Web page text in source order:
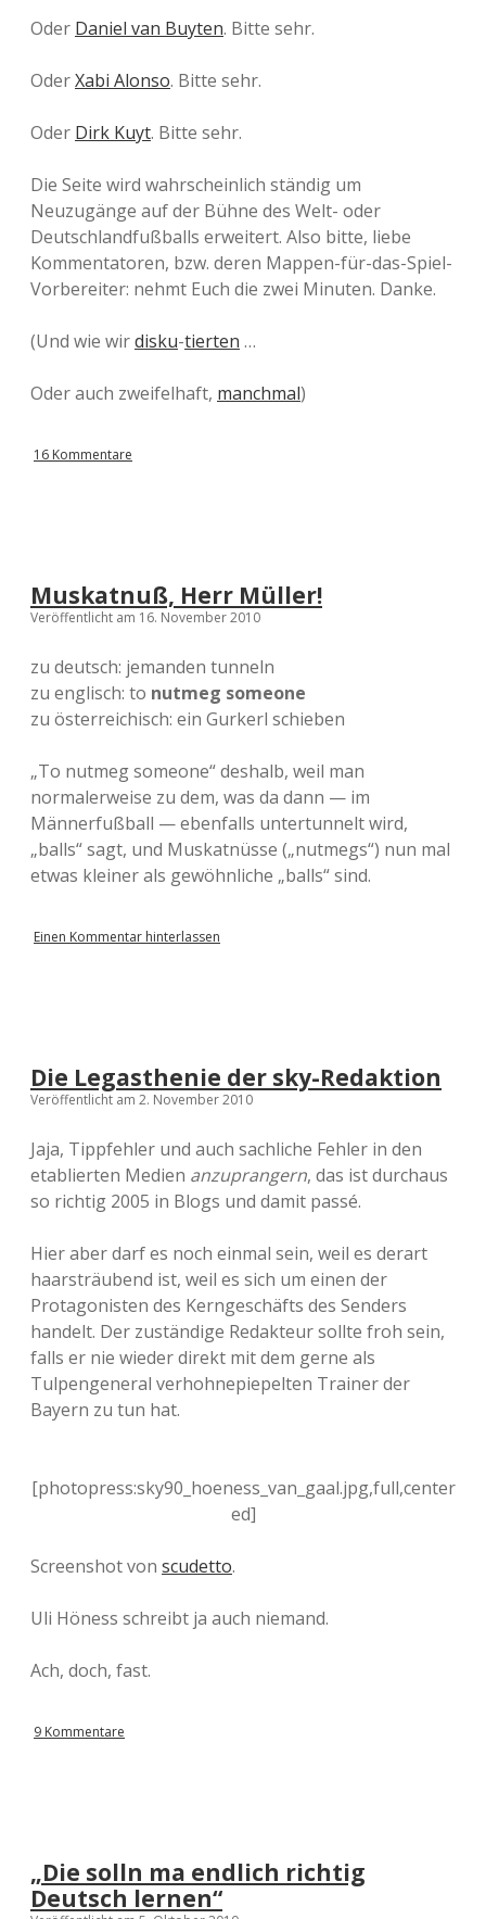
Oder Daniel van Buyten. Bitte sehr.
OderXabi Alonso. Bitte sehr.
Oder Dirk Kuyt. Bitte sehr.
Die Seite wird wahrscheinlich ständig um
Neuzugänge auf der Bühne des Welt- oder
Deutschlandfußballs erweitert. Also bitte, liebe
Kommentatoren, bzw. deren Mappen-für-das-Spiel-
Vorbereiter: nehmt Euch die zwei Minuten. Danke.
(Und wie wirdisku-tierten …
Oder auch zweifelhaft, manchmal)
16 Kommentare
Muskatnuß, Herr Müller!
Veröffentlicht am 16. November 2010
zu deutsch: jemanden tunneln
zu englisch: to nutmeg someone
zu österreichisch: ein Gurkerl schieben
„To nutmeg someone“ deshalb, weil man
normalerweise zu dem, was da dann — im
Männerfußball — ebenfalls untertunnelt wird,
„balls“ sagt, und Muskatnüsse („nutmegs“) nun mal
etwas kleiner als gewöhnliche „balls“ sind.
Einen Kommentar hinterlassen
Die Legasthenie der sky-Redaktion
Veröffentlicht am 2. November 2010
Jaja, Tippfehler und auch sachliche Fehler in den
etablierten Medien anzuprangern, das ist durchaus
so richtig 2005 in Blogs und damit passé.
Hier aber darf es noch einmal sein, weil es derart
haarsträubend ist, weil es sich um einen der
Protagonisten des Kerngeschäfts des Senders
handelt. Der zuständige Redakteur sollte froh sein,
falls er nie wieder direkt mit dem gerne als
Tulpengeneral verhohnepiepelten Trainer der
Bayern zu tun hat.
[photopress:sky90_hoeness_van_gaal.jpg,full,center
ed]
Screenshot von scudetto.
Uli Höness schreibt ja auch niemand.
Ach, doch, fast.
9 Kommentare
„Die solln ma endlich richtig
Deutsch lernen“